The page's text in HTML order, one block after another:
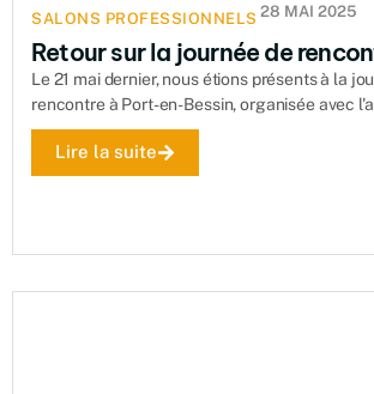
SALONS PROFESSIONNELS 28 MAI 2025
Retour sur la journée de
Le 21 mai dernier, nous étions présents à la
rencontre à Port-en-Bessin, organisée avec
Lire la suite